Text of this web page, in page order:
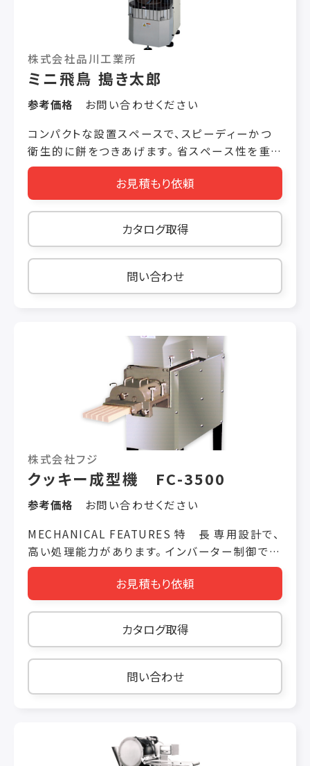
株式会社品川工業所
ミニ飛鳥 搗き太郎
参考価格
お問い合わせください
コンパクトな設置スペースで、スピーディーかつ
衛生的に餅をつきあげます。 省スペース性を重
視。もち米なら3升までをハイパワー飛鳥と同様
においしく搗き上げます。1台でお鏡、小餅から団
子まで、様々な商品を効率よく生産します。
お見積もり依頼
カタログ取得
問い合わせ
株式会社フジ
クッキー成型機 FC-3500
参考価格
お問い合わせください
MECHANICAL FEATURES 特 長 専用設計で、
高い処理能力があります。 インバーター制御で、
回転数を自由に選べます。 毎時200～550kg成
型可能です。（生地の性質による） 部品点数を少
なく、分解しやすく設計しておりますので、常に機
械を清潔に保つことが出来ます。
SPECIFICATION 仕 様 機種/仕様 処理能力
使用電気容量 機械寸法 FC-3500 550kg/h 3相
200V 1.5kw W470×D1220×H1445mm
お見積もり依頼
カタログ取得
問い合わせ